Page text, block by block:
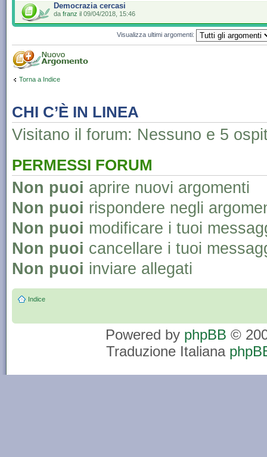
Democrazia cercasi
da franz il 09/04/2018, 15:46
Visualizza ultimi argomenti:
Torna a Indice
CHI C’È IN LINEA
Visitano il forum: Nessuno e 5
PERMESSI FORUM
Non puoi aprire nuovi argomenti
Non puoi rispondere negli
Non puoi modificare i tuoi
Non puoi cancellare i tuoi
Non puoi inviare allegati
Indice
Powered by phpBB ©
Traduzione Italiana